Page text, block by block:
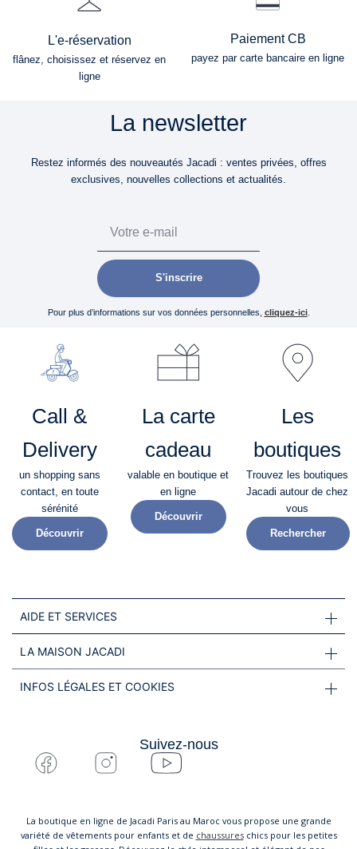
L'e-réservation
flânez, choisissez et réservez en
ligne
Paiement CB
payez par carte bancaire en ligne
La newsletter
Restez informés des nouveautés Jacadi : ventes privées, offres
exclusives, nouvelles collections et actualités.
S'inscrire
Pour plus d’informations sur vos données personnelles, cliquez-ici.
Call &
Delivery
un shopping sans
contact, en toute
sérénité​
Découvrir
La carte
cadeau
valable en boutique et
en ligne
Découvrir
Les
boutiques
Trouvez les boutiques
Jacadi autour de chez
vous
Rechercher
AIDE ET SERVICES
LA MAISON JACADI
INFOS LÉGALES ET COOKIES
Suivez-nous
La boutique en ligne de Jacadi Paris au Maroc vous propose une grande
variété de vêtements pour enfants et de chaussureschics pour les petites